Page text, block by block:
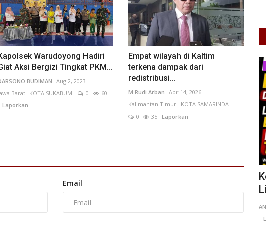
Warudoyong Hadiri
Aksi Bergizi Tingkat PKM...
BUDIMAN
Aug 2, 2023
Barat
KOTA SUKABUMI 0
60
Laporkan
Empat wilayah di Kaltim
terkena dampak dari
redistribusi...
M Rudi Arban Apr 14, 2026
Kalimantan Timur
KOTA SAMARINDA
0
35Laporkan
Email
Ekonomi
Pelaku Usaha Diminta...
FerddyIzaac